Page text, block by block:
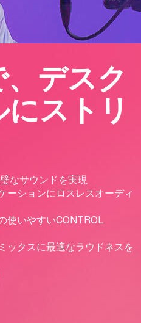
デスク
ストリ
なサウンドを実現
ーションにロスレスオーディ
使いやすいCONTROL
ックスに最適なラウドネスを